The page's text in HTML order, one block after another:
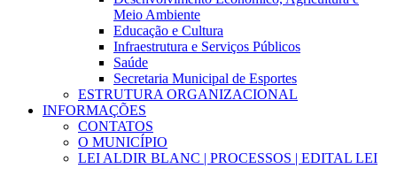
Meio Ambiente
Educação e Cultura
Infraestrutura e Serviços Públicos
Saúde
Secretaria Municipal de Esportes
ESTRUTURA ORGANIZACIONAL
INFORMAÇÕES
CONTATOS
O MUNICÍPIO
LEI ALDIR BLANC | PROCESSOS | EDITAL LEI